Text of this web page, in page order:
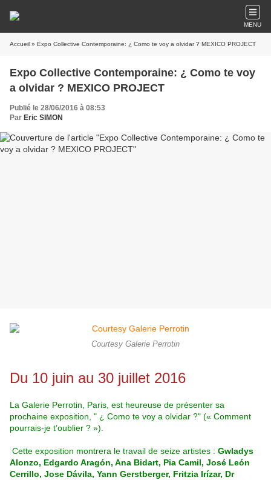
MENU
Accueil » Expo Collective Contemporaine: ¿ Como te voy a olvidar ? MEXICO PROJECT
Expo Collective Contemporaine: ¿ Como te voy
a olvidar ? MEXICO PROJECT
Publié le 28/06/2016 à 08:53
Par Eric SIMON
Courtesy Galerie Perrotin
Du 10 juin au 30 juillet 2016
La Galerie Perrotin, Paris, est heureuse de présenter sa
prochaine exposition, " ¿ Como te voy a olvidar ?" (« Comment
pourrais-je t’oublier ? »).
Cette exposition montrera le travail de seize artistes : Gwladys
Alonzo, Edgardo Aragón, Ana Bidart, Pia Camil, José León
Cerrillo, Jose Dávila, Yann Gerstberger, Fritzia Irízar, Dr